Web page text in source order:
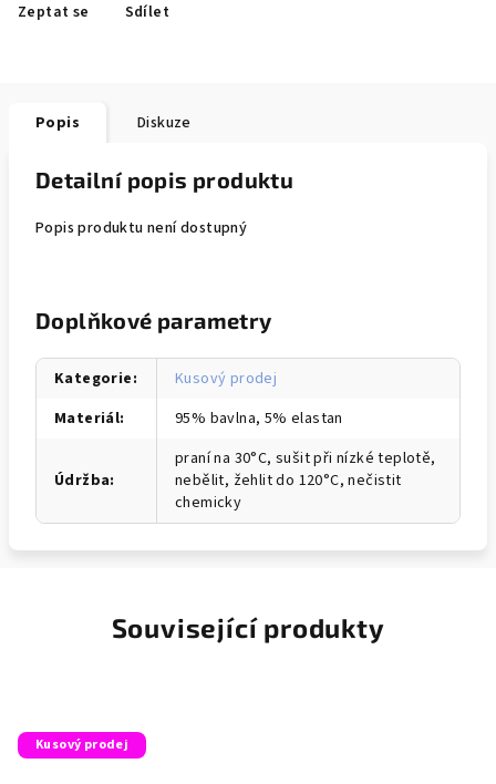
Zeptat se Sdílet
Popis Diskuze
Detailní popis produktu
Popis produktu není dostupný
Doplňkové parametry
Kategorie:
Kusový prodej
Materiál: 95% bavlna, 5% elastan
Údržba:
praní na 30°C, sušit při nízké teplotě,
nebělit, žehlit do 120°C, nečistit
chemicky
Související produkty
Kusový prodej